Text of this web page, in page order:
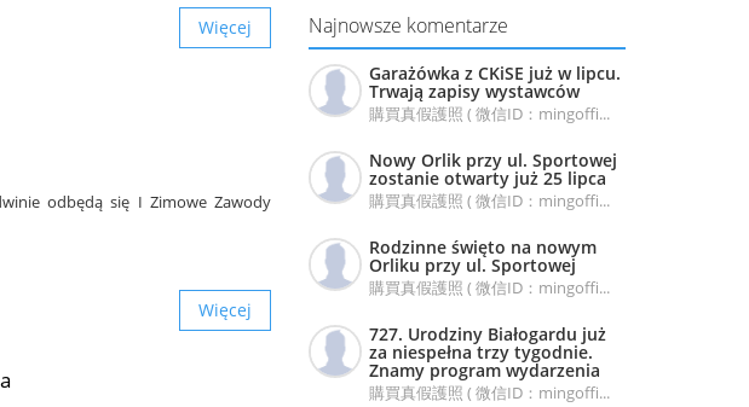
Najnowsze komentarze
Garażówka z CKiSE już w lipcu.
Trwają zapisy wystawców
購買真假護照 ( 微信ID：mingoffi...
Nowy Orlik przy ul. Sportowej
zostanie otwarty już 25 lipca
購買真假護照 ( 微信ID：mingoffi...
Rodzinne święto na nowym
Orliku przy ul. Sportowej
購買真假護照 ( 微信ID：mingoffi...
727. Urodziny Białogardu już
za niespełna trzy tygodnie.
Znamy program wydarzenia
購買真假護照 ( 微信ID：mingoffi...
Więcej
odbędą się I Zimowe Zawody
Więcej